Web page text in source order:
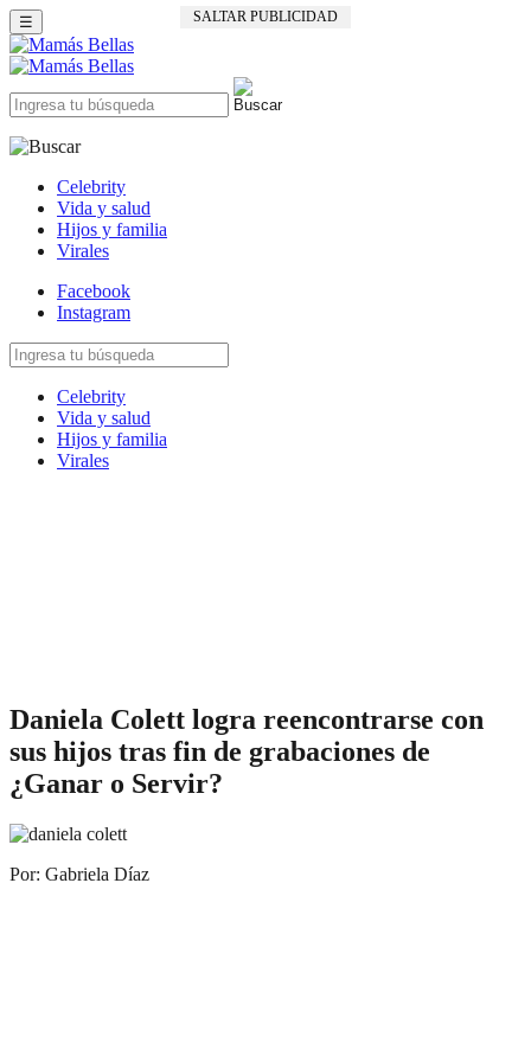
SALTAR PUBLICIDAD
☰
Celebrity
Vida y salud
Hijos y familia
Virales
Facebook
Instagram
Celebrity
Vida y salud
Hijos y familia
Virales
Daniela Colett logra reencontrarse con
sus hijos tras fin de grabaciones de
¿Ganar o Servir?
Por: Gabriela Díaz